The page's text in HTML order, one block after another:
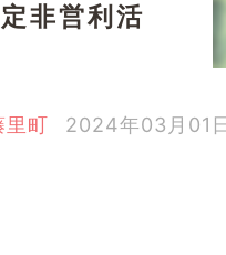
非営利活
里町 2024年03月01日